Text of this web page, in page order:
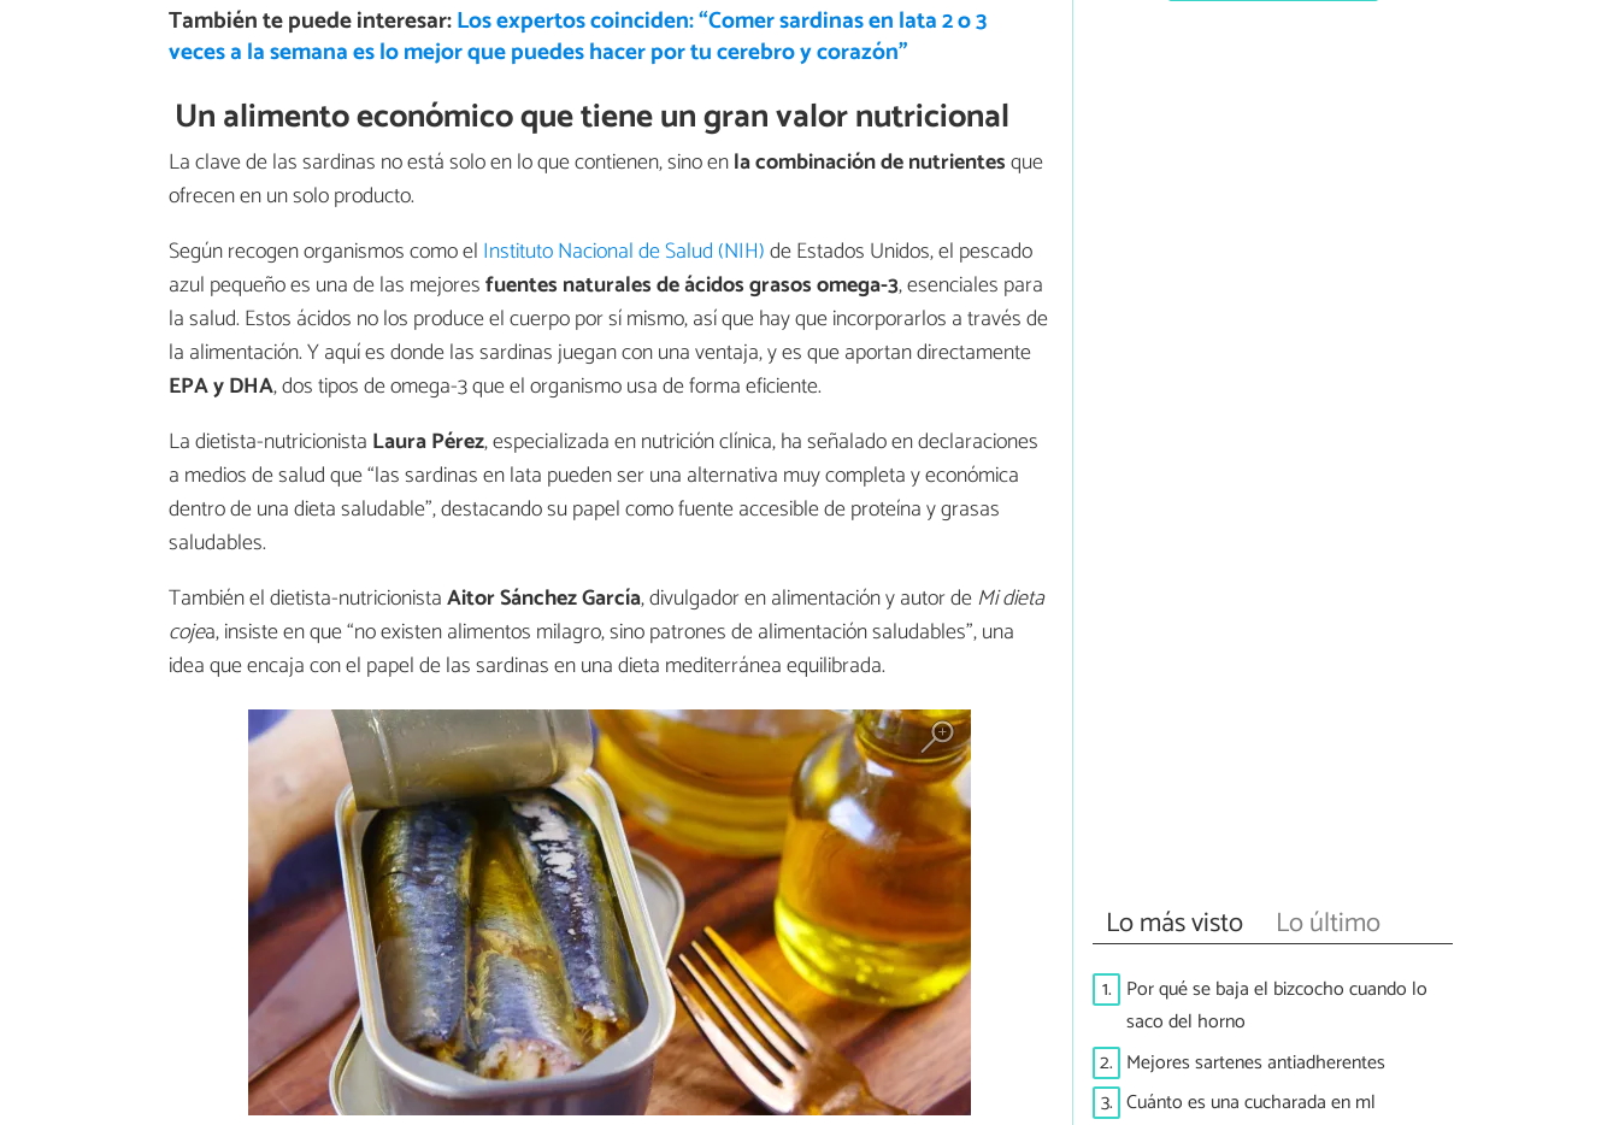
También te puede interesar:Los expertos coinciden: “Comer sardinas en lata 2 o 3
veces a la semana es lo mejor que puedes hacer por tu cerebro y corazón”
Un alimento económico que tiene un gran valor nutricional
La clave de las sardinas no está solo en lo que contienen, sino enla combinación de nutrientesque
ofrecen en un solo producto.
Según recogen organismos como el Instituto Nacional de Salud (NIH)de Estados Unidos, el pescado
azul pequeño es una de las mejoresfuentes naturales de ácidos grasos omega-3, esenciales para
la salud. Estos ácidos no los produce el cuerpo por sí mismo, así que hay que incorporarlos a través de
la alimentación. Y aquí es donde las sardinas juegan con una ventaja, y es que aportan directamente
EPA y DHA, dos tipos de omega-3 que el organismo usa de forma eficiente.
La dietista-nutricionista Laura Pérez, especializada en nutrición clínica, ha señalado en declaraciones
a medios de salud que “las sardinas en lata pueden ser una alternativa muy completa y económica
dentro de una dieta saludable”, destacando su papel como fuente accesible de proteína y grasas
saludables.
También el dietista-nutricionistaAitor Sánchez García, divulgador en alimentación y autor deMi dieta
cojea, insiste en que “no existen alimentos milagro, sino patrones de alimentación saludables”, una
idea que encaja con el papel de las sardinas en una dieta mediterránea equilibrada.
Lo más visto Lo último
1. Por qué se baja el bizcocho cuando lo
saco del horno
2. Mejores sartenes antiadherentes
3. Cuánto es una cucharada en ml